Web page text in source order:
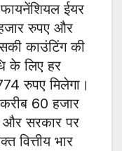
फायनेंशियल ईयर
रुपए और
काउंटिंग की
के लिए हर
रुपए मिलेगा।
60 हजार
और सरकार पर
वित्तीय भार